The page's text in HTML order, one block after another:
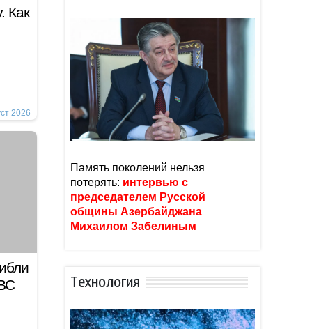
Как
2026
Память поколений нельзя
потерять: интервью с
председателем Русской
общины Азербайджана
Михаилом Забелиным
Тexнoлoгия